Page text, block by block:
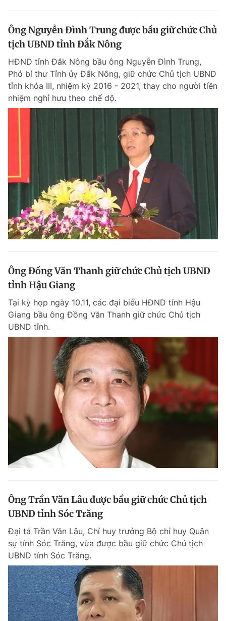
Ông Nguyễn Đình Trung được bầu giữ chức Chủ
tịch UBND tỉnh Đắk Nông
HĐND tỉnh Đắk Nông bầu ông Nguyễn Đình Trung,
Phó bí thư Tỉnh ủy Đắk Nông, giữ chức Chủ tịch UBND
tỉnh khóa III, nhiệm kỳ 2016 - 2021, thay cho người tiền
nhiệm nghỉ hưu theo chế độ.
Ông Đồng Văn Thanh giữ chức Chủ tịch UBND
tỉnh Hậu Giang
Tại kỳ họp ngày 10.11, các đại biểu HĐND tỉnh Hậu
Giang bầu ông Đồng Văn Thanh giữ chức Chủ tịch
UBND tỉnh.
Ông Trần Văn Lâu được bầu giữ chức Chủ tịch
UBND tỉnh Sóc Trăng
Đại tá Trần Văn Lâu, Chỉ huy trưởng Bộ chỉ huy Quân
sự tỉnh Sóc Trăng, vừa được bầu giữ chức Chủ tịch
UBND tỉnh Sóc Trăng.